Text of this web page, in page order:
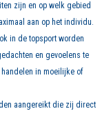
zijn en op welk gebied
aan op het individu.
in de topsport worden
en gevoelens te
in moeilijke of
aangereikt die zij direct